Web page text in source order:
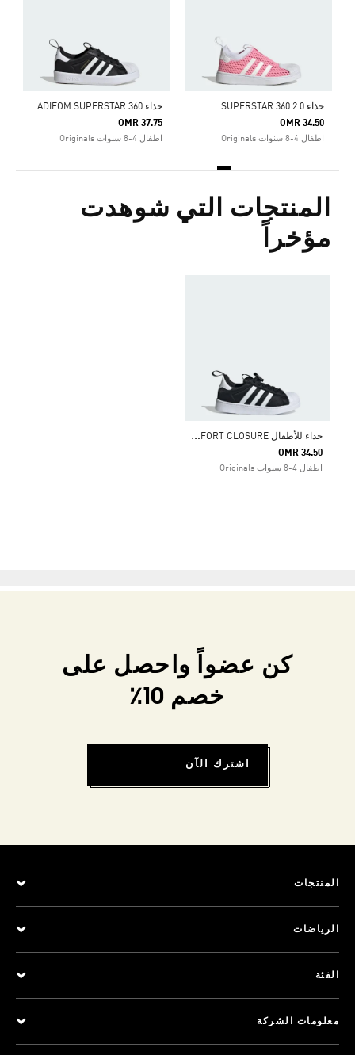
حذاء SUPERSTAR 360 2.0
OMR 34.50
اطفال 4-8 سنوات Originals
حذاء ADIFOM SUPERSTAR 360
OMR 37.75
اطفال 4-8 سنوات Originals
المنتجات التي شوهدت
مؤخراً
ح
ذاء للأطفال SUPERSTAR 360 COMFORT CLOSURE
OMR 34.50
اطفال 4-8 سنوات Originals
كن عضواً واحصل على
خصم 10٪
اشترك الآن
المنتجات
الرياضات
الفئة
معلومات الشركة